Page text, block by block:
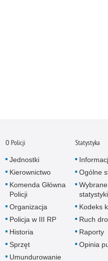
O Policji
Jednostki
Kierownictwo
Komenda Główna
Policji
Organizacja
Policja w III RP
Historia
Sprzęt
Umundurowanie
Statystyka
Ogólne
Wybrane
statystyki
Kodeks
Ruch
Raporty
Opinia